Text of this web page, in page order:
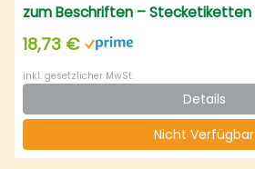
zum Beschriften – Stecketiketten
18,73 €
inkl. gesetzlicher MwSt.
Details
Nicht Verfügbar